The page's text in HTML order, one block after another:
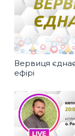
Вервиця
ефірі